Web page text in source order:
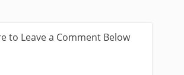
to Leave a Comment Below